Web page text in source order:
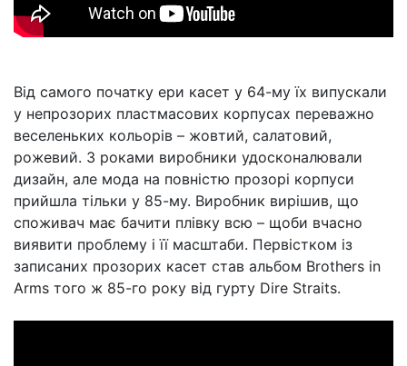
Від самого початку ери касет у 64-му їх випускали
у непрозорих пластмасових корпусах переважно
веселеньких кольорів – жовтий, салатовий,
рожевий. З роками виробники удосконалювали
дизайн, але мода на повністю прозорі корпуси
прийшла тільки у 85-му. Виробник вирішив, що
споживач має бачити плівку всю – щоби вчасно
виявити проблему і її масштаби. Первістком із
записаних прозорих касет став альбом Brothers in
Arms того ж 85-го року від гурту Dire Straits.